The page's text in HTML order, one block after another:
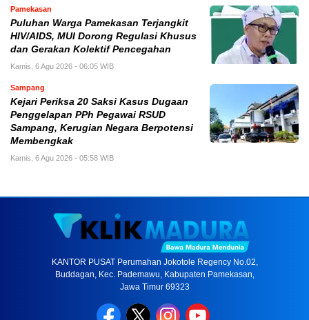
Pamekasan
Puluhan Warga Pamekasan Terjangkit
HIV/AIDS, MUI Dorong Regulasi Khusus
dan Gerakan Kolektif Pencegahan
Kamis, 6 Agu 2026 - 06:05 WIB
Sampang
Kejari Periksa 20 Saksi Kasus Dugaan
Penggelapan PPh Pegawai RSUD
Sampang, Kerugian Negara Berpotensi
Membengkak
Kamis, 6 Agu 2026 - 05:58 WIB
KANTOR PUSAT Perumahan Jokotole Regency No.02,
Buddagan, Kec. Pademawu, Kabupaten Pamekasan,
Jawa Timur 69323